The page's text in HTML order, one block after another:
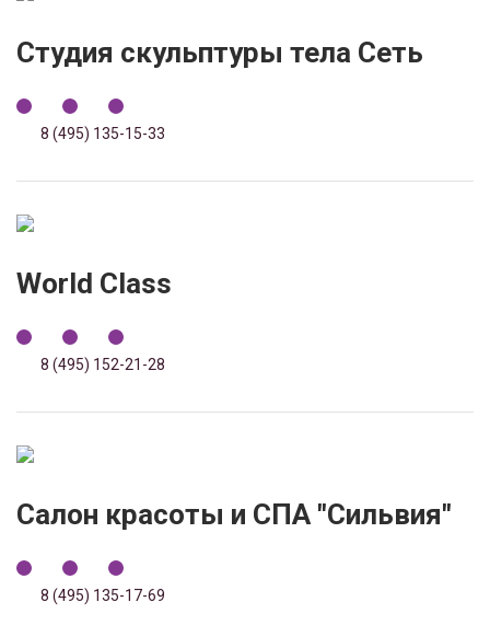
Студия скульптуры тела Сеть
8 (495) 135-15-33
World Class
8 (495) 152-21-28
Салон красоты и СПА "Сильвия"
8 (495) 135-17-69